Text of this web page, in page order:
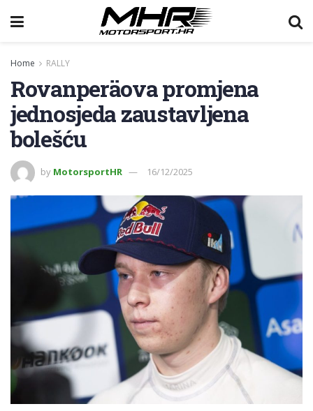
Home RALLY
Rovanperäova promjena
jednosjeda zaustavljena
bolešću
by MotorsportHR 16/12/2025